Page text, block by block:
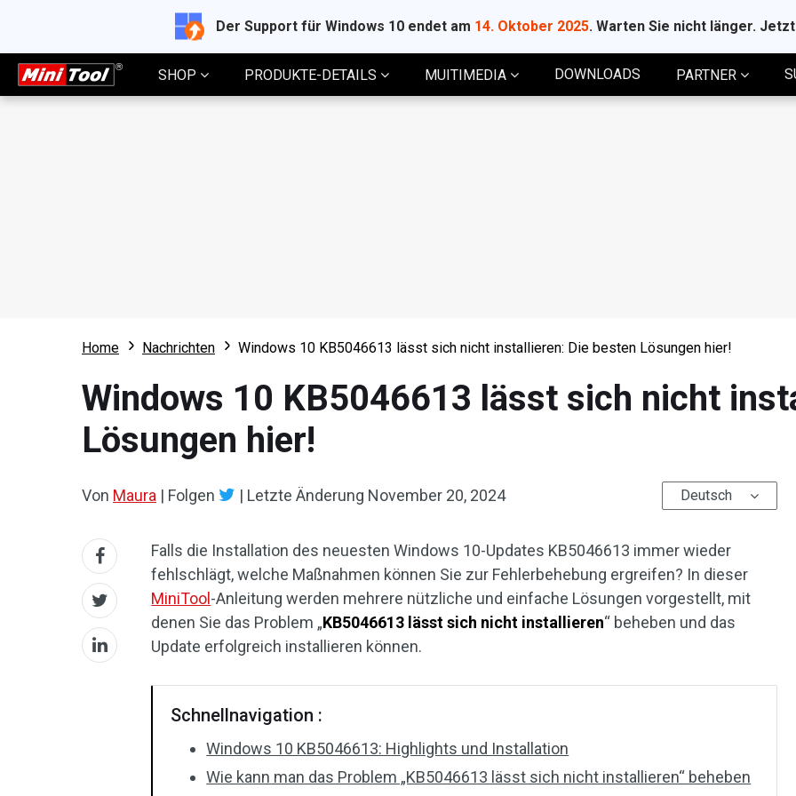
Der Support für Windows 10 endet am 14. Oktober 2025. Warten Sie nicht länger.
SHOP PRODUKTE-DETAILS MUITIMEDIA DOWNLOADS PARTNER
Home Nachrichten Windows 10 KB5046613 lässt sich nicht installieren: Die besten Lösungen hier!
Windows 10 KB5046613 lässt sich nicht
Lösungen hier!
Von Maura | Folgen | Letzte Änderung November 20, 2024 Deutsch
Falls die Installation des neuesten Windows 10-Updates KB5046613 immer wieder
fehlschlägt, welche Maßnahmen können Sie zur Fehlerbehebung ergreifen? In dieser
MiniTool -Anleitung werden mehrere nützliche und einfache Lösungen vorgestellt, mit
denen Sie das Problem „KB5046613 lässt sich nicht installieren“ beheben und das
Update erfolgreich installieren können.
Schnellnavigation :
Windows 10 KB5046613: Highlights und Installation
Wie kann man das Problem „KB5046613 lässt sich nicht installieren“ beheben